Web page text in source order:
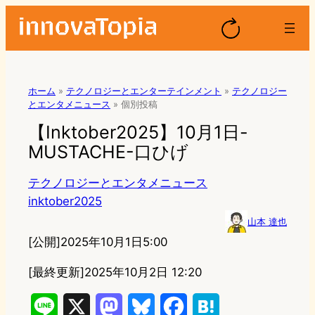
ホーム » テクノロジーとエンターテインメント » テクノロジー
とエンタメニュース » 個別投稿
【Inktober2025】10月1日-
MUSTACHE-口ひげ
テクノロジーとエンタメニュース
inktober2025
山本 達也
[公開]2025年10月1日5:00
[最終更新]2025年10月2日 12:20